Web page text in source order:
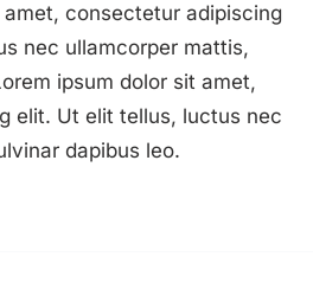
consectetur adipiscing
nec ullamcorper mattis,
ipsum dolor sit amet,
elit. Ut elit tellus, luctus nec
dapibus leo.